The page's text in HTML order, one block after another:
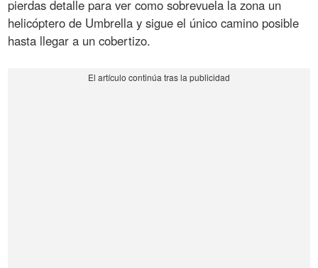
pierdas detalle para ver como sobrevuela la zona un
helicóptero de Umbrella y sigue el único camino posible
hasta llegar a un cobertizo.